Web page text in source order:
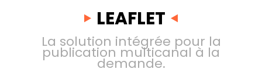
LEAFLET
La solution intégrée pour la
publication multicanal à la
demande.